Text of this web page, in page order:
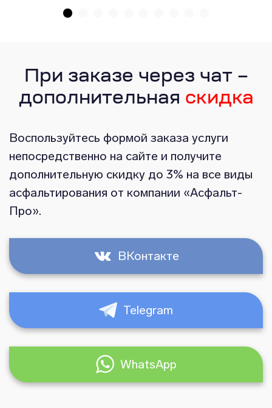
При заказе через чат –
дополнительная скидка
Воспользуйтесь формой заказа услуги
непосредственно на сайте и получите
дополнительную скидку до 3% на все виды
асфальтирования от компании «Асфальт-
Про».
ВКонтакте
Telegram
WhatsApp